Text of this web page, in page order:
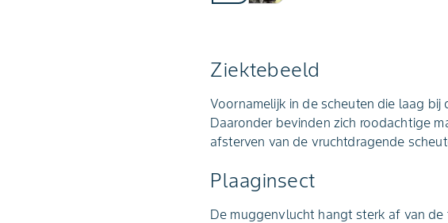
Ziektebeeld
Voornamelijk in de scheuten die laag
Daaronder bevinden zich roodachtige
afsterven van de vruchtdragende
Plaaginsect
De muggenvlucht hangt sterk af van